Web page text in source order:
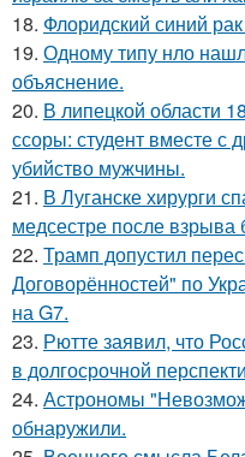
18. Флоридский синий
19. Одному типу нло
объяснение.
20. В липецкой области
ссоры: студент вместе с
убийство мужчины.
21. В Луганске хирурги
медсестре после взрыва
22. Трамп допустил
Договорённостей" по
на G7.
23. Рютте заявил, что
в долгосрочной
24. Астрономы
обнаружили.